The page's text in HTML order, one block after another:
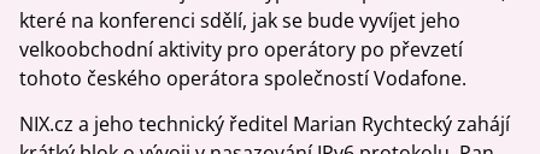
které na konferenci sdělí, jak se bude vyvíjet jeho
velkoobchodní aktivity pro operátory po převzetí
tohoto českého operátora společností Vodafone.
NIX.cz a jeho technický ředitel Marian Rychtecký zahájí